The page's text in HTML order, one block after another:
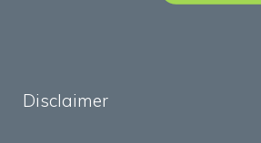
Disclaimer